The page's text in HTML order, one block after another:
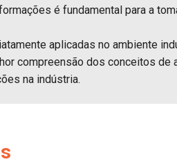
é fundamental para a
aplicadas no ambiente
compreensão dos conceitos
na indústria.